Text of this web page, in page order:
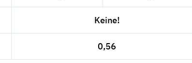
Keine!
0,56